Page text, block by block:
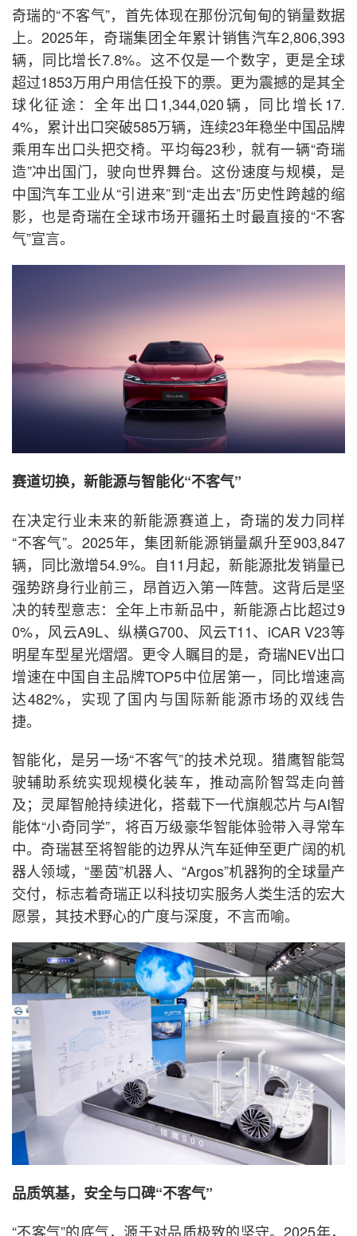
奇瑞的“不客气”，首先体现在那份沉甸甸的销量数据
上。2025年，奇瑞集团全年累计销售汽车2,806,393
辆，同比增长7.8%。这不仅是一个数字，更是全球
超过1853万用户用信任投下的票。更为震撼的是其全
球化征途：全年出口1,344,020辆，同比增长17.
4%，累计出口突破585万辆，连续23年稳坐中国品牌
乘用车出口头把交椅。平均每23秒，就有一辆“奇瑞
造”冲出国门，驶向世界舞台。这份速度与规模，是
中国汽车工业从“引进来”到“走出去”历史性跨越的缩
影，也是奇瑞在全球市场开疆拓土时最直接的“不客
气”宣言。
赛道切换，新能源与智能化“不客气”
在决定行业未来的新能源赛道上，奇瑞的发力同样
“不客气”。2025年，集团新能源销量飙升至903,847
辆，同比激增54.9%。自11月起，新能源批发销量已
强势跻身行业前三，昂首迈入第一阵营。这背后是坚
决的转型意志：全年上市新品中，新能源占比超过9
0%，风云A9L、纵横G700、风云T11、iCAR V23等
明星车型星光熠熠。更令人瞩目的是，奇瑞NEV出口
增速在中国自主品牌TOP5中位居第一，同比增速高
达482%，实现了国内与国际新能源市场的双线告
捷。
智能化，是另一场“不客气”的技术兑现。猎鹰智能驾
驶辅助系统实现规模化装车，推动高阶智驾走向普
及；灵犀智舱持续进化，搭载下一代旗舰芯片与AI智
能体“小奇同学”，将百万级豪华智能体验带入寻常车
中。奇瑞甚至将智能的边界从汽车延伸至更广阔的机
器人领域，“墨茵”机器人、“Argos”机器狗的全球量产
交付，标志着奇瑞正以科技切实服务人类生活的宏大
愿景，其技术野心的广度与深度，不言而喻。
品质筑基，安全与口碑“不客气”
“不客气”的底气，源于对品质极致的坚守。2025年，